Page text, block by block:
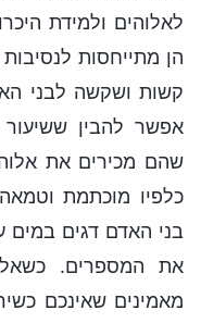
לאלוהים ולמידת
הן מתייחסות
קשות ושקשה לבני
אפשר להבין
שהם מכירים את
כלפיו מוכתמת
בני האדם דגים במים
את המספרים.
מאמינים שאינכם